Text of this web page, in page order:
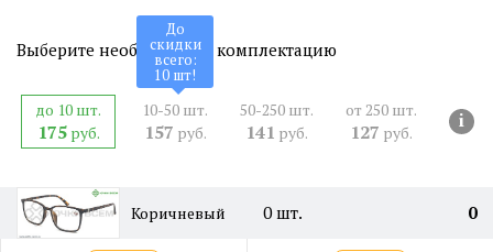
Длина заушника:138 мм
51 мм
Ширина оправы:
138 мм
Ширина переносицы:20 мм
Страна происхождения:Китай
Артикул:RG2302
Двойная перекладина:
Выберите необходимую комплектацию
до 10 шт.
175руб.
10-50 шт.
157 руб.
До
скидки
всего:
10 шт!
50-250 шт.
141 руб.
от 250 шт.
127 руб.
i
Коричневый 0шт. 0